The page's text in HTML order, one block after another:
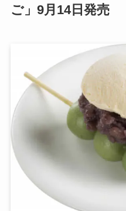
ご」9月14日発売